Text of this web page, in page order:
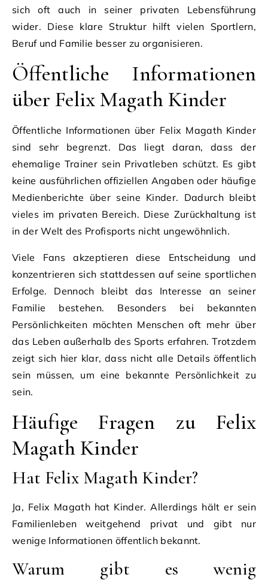
sich oft auch in seiner privaten Lebensführung
wider. Diese klare Struktur hilft vielen Sportlern,
Beruf und Familie besser zu organisieren.
Öffentliche Informationen
über Felix Magath Kinder
Öffentliche Informationen über Felix Magath Kinder
sind sehr begrenzt. Das liegt daran, dass der
ehemalige Trainer sein Privatleben schützt. Es gibt
keine ausführlichen offiziellen Angaben oder häufige
Medienberichte über seine Kinder. Dadurch bleibt
vieles im privaten Bereich. Diese Zurückhaltung ist
in der Welt des Profisports nicht ungewöhnlich.
Viele Fans akzeptieren diese Entscheidung und
konzentrieren sich stattdessen auf seine sportlichen
Erfolge. Dennoch bleibt das Interesse an seiner
Familie bestehen. Besonders bei bekannten
Persönlichkeiten möchten Menschen oft mehr über
das Leben außerhalb des Sports erfahren. Trotzdem
zeigt sich hier klar, dass nicht alle Details öffentlich
sein müssen, um eine bekannte Persönlichkeit zu
sein.
Häufige Fragen zu Felix
Magath Kinder
Hat Felix Magath Kinder?
Ja, Felix Magath hat Kinder. Allerdings hält er sein
Familienleben weitgehend privat und gibt nur
wenige Informationen öffentlich bekannt.
Warum gibt es wenig